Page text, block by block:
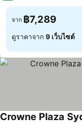
จาก ฿7,289
ดูราคาจาก 9 เว็บไซต์
Crowne Plaza